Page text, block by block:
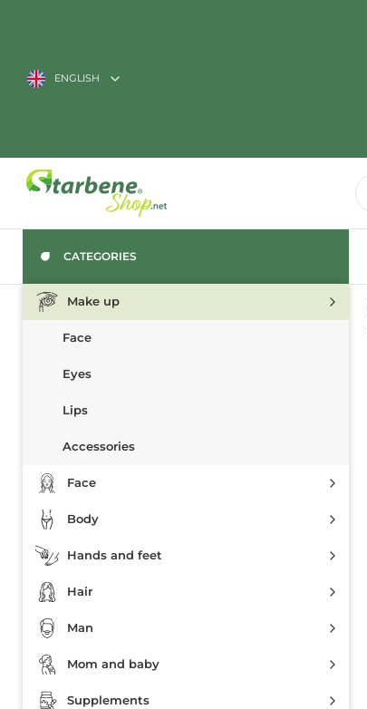
ENGLISH
CATEGORIES
Make up
Face
Eyes
Lips
Accessories
Face
Body
Hands and feet
Hair
Man
Mom and baby
Supplements